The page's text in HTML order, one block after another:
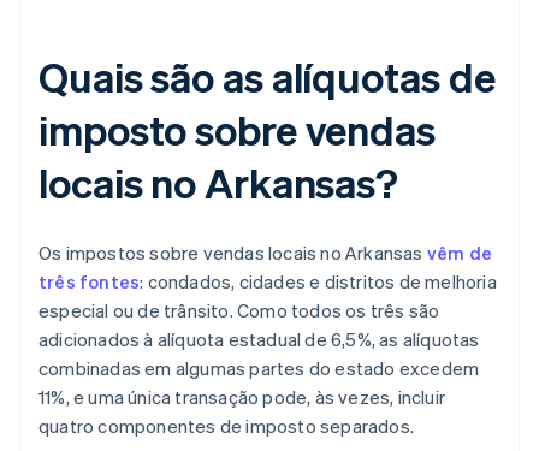
Quais são as alíquotas de
imposto sobre vendas
locais no Arkansas?
Os impostos sobre vendas locais no Arkansas vêm de
três fontes: condados, cidades e distritos de melhoria
especial ou de trânsito. Como todos os três são
adicionados à alíquota estadual de 6,5%, as alíquotas
combinadas em algumas partes do estado excedem
11%, e uma única transação pode, às vezes, incluir
quatro componentes de imposto separados.